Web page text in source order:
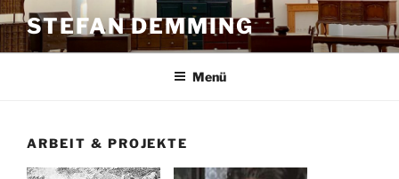
Zum
Inhalt
springen
STEFAN DEMMING
Menü
ARBEIT & PROJEKTE